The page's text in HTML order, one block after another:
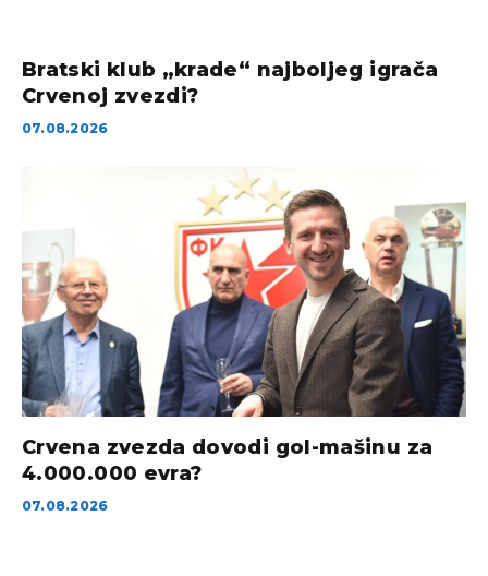
Bratski klub „krade“ najboljeg igrača
Crvenoj zvezdi?
07.08.2026
Crvena zvezda dovodi gol-mašinu za
4.000.000 evra?
07.08.2026